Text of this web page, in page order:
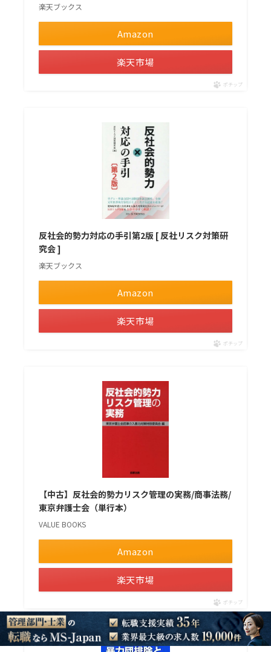
楽天ブックス
Amazon
楽天市場
ポチップ
反社会的勢力対応の手引第2版 [ 反社リスク対策研
究会 ]
楽天ブックス
Amazon
楽天市場
ポチップ
【中古】反社会的勢力リスク管理の実務/商事法務/
東京弁護士会（単行本）
VALUE BOOKS
Amazon
楽天市場
ポチップ